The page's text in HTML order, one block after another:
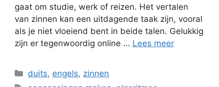
gaat om studie, werk of reizen. Het vertalen
van zinnen kan een uitdagende taak zijn, vooral
als je niet vloeiend bent in beide talen. Gelukkig
zijn er tegenwoordig online … Lees meer
Categorieën
duits, engels, zinnen